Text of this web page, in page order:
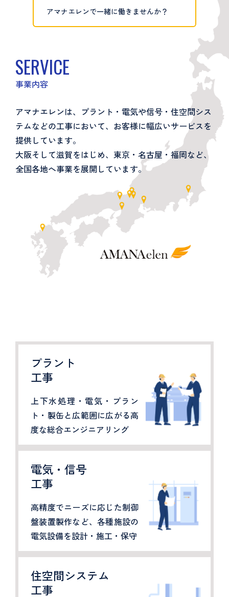
アマナエレンで一緒に働きませんか？
SERVICE
事業内容
アマナエレンは、プラント・電気や信号・住空間シス
テムなどの工事において、お客様に幅広いサービスを
提供しています。
大阪そして滋賀をはじめ、東京・名古屋・福岡など、
全国各地へ事業を展開しています。
プラント
工事
上下水処理・電気・プラン
ト・製缶と広範囲に広がる高
度な総合エンジニアリング
電気・信号
工事
高精度でニーズに応じた制御
盤装置製作など、各種施設の
電気設備を設計・施工・保守
住空間システム
工事